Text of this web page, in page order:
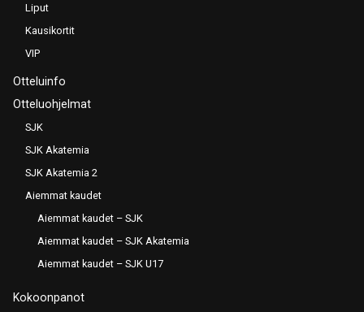
Liput
Kausikortit
VIP
Otteluinfo
Otteluohjelmat
SJK
SJK Akatemia
SJK Akatemia 2
Aiemmat kaudet
Aiemmat kaudet – SJK
Aiemmat kaudet – SJK Akatemia
Aiemmat kaudet – SJK U17
Kokoonpanot